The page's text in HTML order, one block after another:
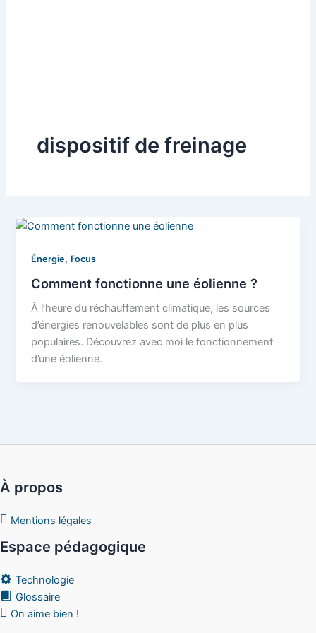
dispositif de freinage
Énergie, Focus
Comment fonctionne une éolienne ?
À l’heure du réchauffement climatique, les sources
d’énergies renouvelables sont de plus en plus
populaires. Découvrez avec moi le fonctionnement
d’une éolienne.
À propos
Mentions légales
Espace pédagogique
Technologie
Glossaire
On aime bien !